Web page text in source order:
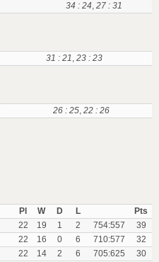
34 : 24, 27 : 31
31 : 21, 23 : 23
26 : 25, 22 : 26
Pl W D L
Pts
22 19 1 2 754:557
39
22 16 0 6 710:577
32
22 14 2 6 705:625
30